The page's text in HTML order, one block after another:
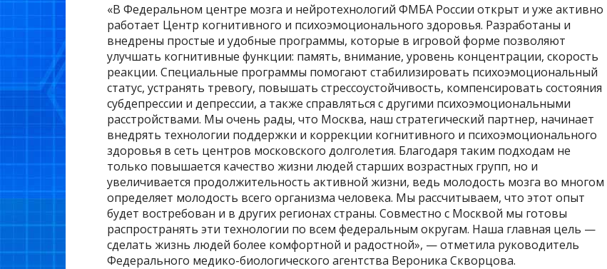
«В Федеральном центре мозга и нейротехнологий ФМБА России открыт и уже активно
работает Центр когнитивного и психоэмоционального здоровья. Разработаны и
внедрены простые и удобные программы, которые в игровой форме позволяют
улучшать когнитивные функции: память, внимание, уровень концентрации, скорость
реакции. Специальные программы помогают стабилизировать психоэмоциональный
статус, устранять тревогу, повышать стрессоустойчивость, компенсировать состояния
субдепрессии и депрессии, а также справляться с другими психоэмоциональными
расстройствами. Мы очень рады, что Москва, наш стратегический партнер, начинает
внедрять технологии поддержки и коррекции когнитивного и психоэмоционального
здоровья в сеть центров московского долголетия. Благодаря таким подходам не
только повышается качество жизни людей старших возрастных групп, но и
увеличивается продолжительность активной жизни, ведь молодость мозга во многом
определяет молодость всего организма человека. Мы рассчитываем, что этот опыт
будет востребован и в других регионах страны. Совместно с Москвой мы готовы
распространять эти технологии по всем федеральным округам. Наша главная цель —
сделать жизнь людей более комфортной и радостной», — отметила руководитель
Федерального медико-биологического агентства Вероника Скворцова.